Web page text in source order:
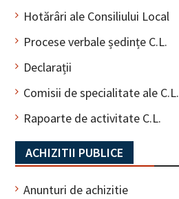
Hotărâri ale Consiliului Local
Procese verbale ședințe C.L.
Declarații
Comisii de specialitate ale C.L.
Rapoarte de activitate C.L.
ACHIZITII PUBLICE
Anunturi de achizitie